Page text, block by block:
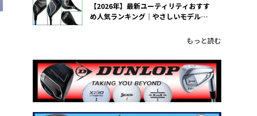
【2026年】最新ユーティリティおすす
め人気ランキング｜やさしいモデルの
もっと読む